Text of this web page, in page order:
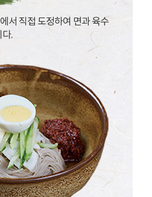
서 직접 도정하여 면과 육수
다.